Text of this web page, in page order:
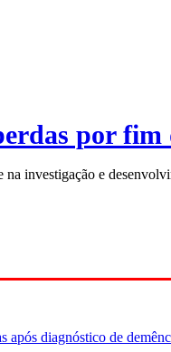
por fim
na investigação e
após diagnóstico de